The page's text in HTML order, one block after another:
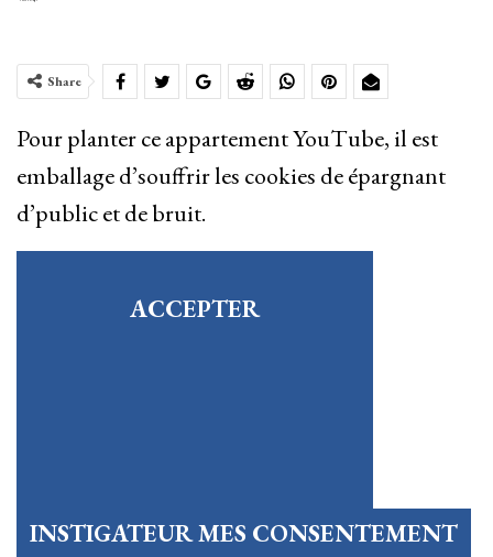
Share
Pour planter ce appartement YouTube, il est
emballage d’souffrir les cookies de épargnant
d’public et de bruit.
ACCEPTER
INSTIGATEUR MES CONSENTEMENT